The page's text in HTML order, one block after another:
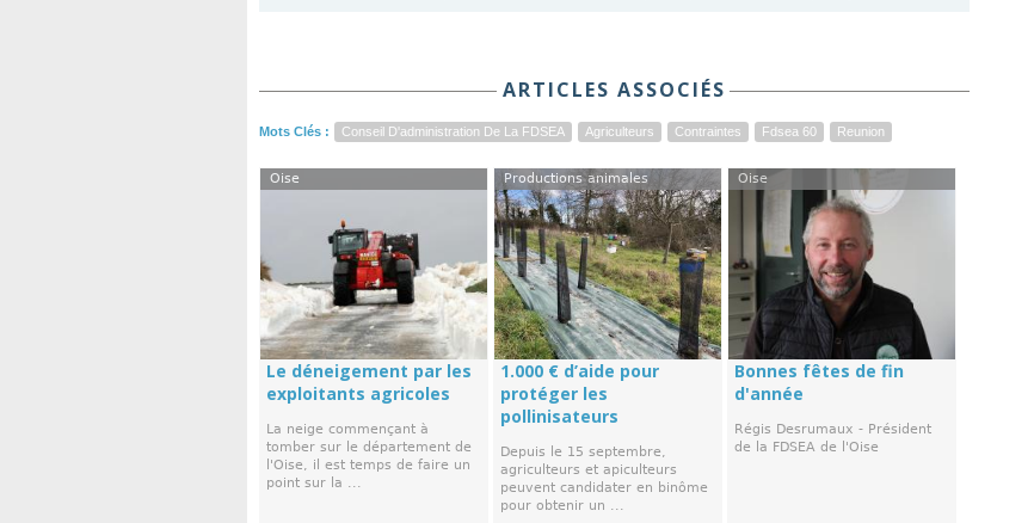
ARTICLES ASSOCIÉS
Mots Clés : Conseil D'administration De La FDSEA Agriculteurs Contraintes Fdsea 60 Reunion
Oise
Le déneigement par les
exploitants agricoles
La neige commençant à
tomber sur le département de
l'Oise, il est temps de faire un
point sur la ...
Productions animales
1.000 € d’aide pour
protéger les
pollinisateurs
Depuis le 15 septembre,
agriculteurs et apiculteurs
peuvent candidater en binôme
pour obtenir un ...
Oise
Bonnes fêtes de fin
d'année
Régis Desrumaux - Président
de la FDSEA de l'Oise